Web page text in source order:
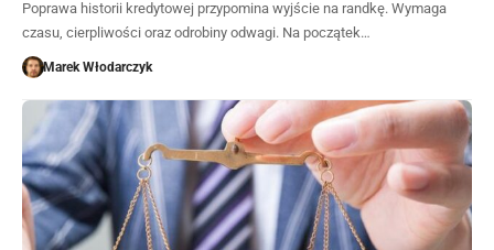
Poprawa historii kredytowej przypomina wyjście na randkę. Wymaga
czasu, cierpliwości oraz odrobiny odwagi. Na początek…
Marek Włodarczyk